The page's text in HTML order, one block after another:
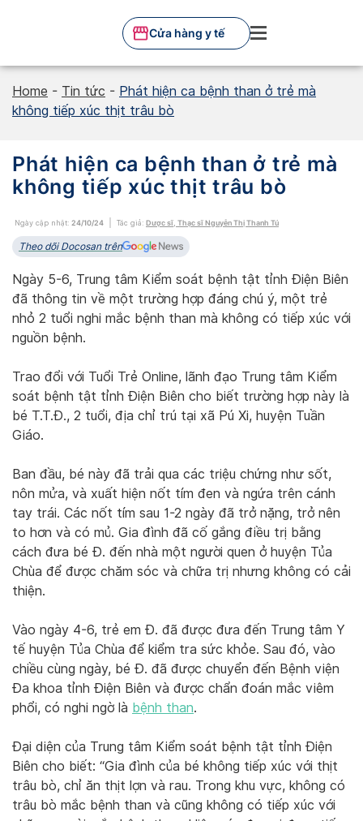
Cửa hàng y tế
Home - Tin tức - Phát hiện ca bệnh than ở trẻ mà
không tiếp xúc thịt trâu bò
Phát hiện ca bệnh than ở trẻ mà
không tiếp xúc thịt trâu bò
Ngày cập nhật: 24/10/24 Tác giả: Dược sĩ, Thạc sĩ Nguyễn Thị Thanh Tú
Theo dõi Docosan trên
Ngày 5-6, Trung tâm Kiểm soát bệnh tật tỉnh Điện Biên
đã thông tin về một trường hợp đáng chú ý, một trẻ
nhỏ 2 tuổi nghi mắc bệnh than mà không có tiếp xúc với
nguồn bệnh.
Trao đổi với Tuổi Trẻ Online, lãnh đạo Trung tâm Kiểm
soát bệnh tật tỉnh Điện Biên cho biết trường hợp này là
bé T.T.Đ., 2 tuổi, địa chỉ trú tại xã Pú Xi, huyện Tuần
Giáo.
Ban đầu, bé này đã trải qua các triệu chứng như sốt,
nôn mửa, và xuất hiện nốt tím đen và ngứa trên cánh
tay trái. Các nốt tím sau 1-2 ngày đã trở nặng, trở nên
to hơn và có mủ. Gia đình đã cố gắng điều trị bằng
cách đưa bé Đ. đến nhà một người quen ở huyện Tủa
Chùa để được chăm sóc và chữa trị nhưng không có cải
thiện.
Vào ngày 4-6, trẻ em Đ. đã được đưa đến Trung tâm Y
tế huyện Tủa Chùa để kiểm tra sức khỏe. Sau đó, vào
chiều cùng ngày, bé Đ. đã được chuyển đến Bệnh viện
Đa khoa tỉnh Điện Biên và được chẩn đoán mắc viêm
phổi, có nghi ngờ là bệnh than.
Đại diện của Trung tâm Kiểm soát bệnh tật tỉnh Điện
Biên cho biết: “Gia đình của bé không tiếp xúc với thịt
trâu bò, chỉ ăn thịt lợn và rau. Trong khu vực, không có
trâu bò mắc bệnh than và cũng không có tiếp xúc với